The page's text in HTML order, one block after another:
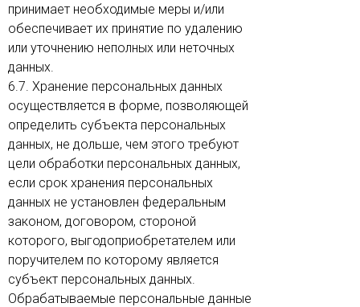
принимает необходимые меры и/или
обеспечивает их принятие по удалению
или уточнению неполных или неточных
данных.
6.7. Хранение персональных данных
осуществляется в форме, позволяющей
определить субъекта персональных
данных, не дольше, чем этого требуют
цели обработки персональных данных,
если срок хранения персональных
данных не установлен федеральным
законом, договором, стороной
которого, выгодоприобретателем или
поручителем по которому является
субъект персональных данных.
Обрабатываемые персональные данные